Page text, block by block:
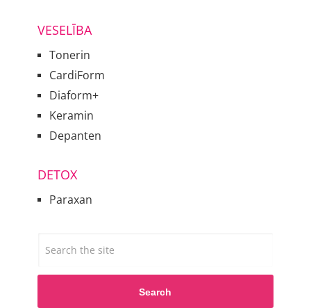
VESELĪBA
Tonerin
CardiForm
Diaform+
Keramin
Depanten
DETOX
Paraxan
Search